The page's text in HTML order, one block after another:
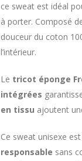
ce sweat est idéal
à porter. Composé
douceur du coton
l’intérieur.
Le tricot éponge
intégrées
en tissu ajoutent
Ce sweat unisexe
responsable sans